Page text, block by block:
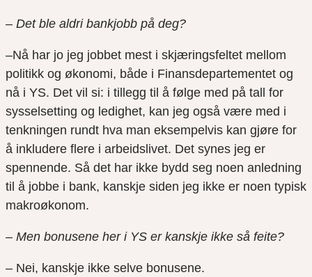
– Det ble aldri bankjobb på deg?
–Nå har jo jeg jobbet mest i skjæringsfeltet mellom
politikk og økonomi, både i Finansdepartementet og
nå i YS. Det vil si: i tillegg til å følge med på tall for
sysselsetting og ledighet, kan jeg også være med i
tenkningen rundt hva man eksempelvis kan gjøre for
å inkludere flere i arbeidslivet. Det synes jeg er
spennende. Så det har ikke bydd seg noen anledning
til å jobbe i bank, kanskje siden jeg ikke er noen typisk
makroøkonom.
– Men bonusene her i YS er kanskje ikke så feite?
– Nei, kanskje ikke selve bonusene.